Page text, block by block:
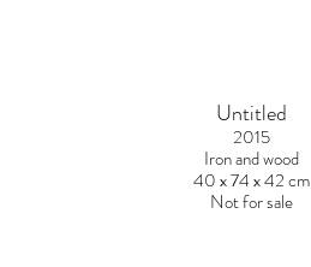
Untitled
2015
Iron and wood
40 x 74 x 42 cm
Not for sale